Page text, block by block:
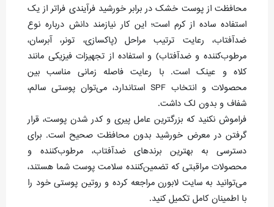
محافظت از پوست خشک در برابر خورشید فرآیندی فراتر از یک
استفاده ساده از کرم است؛ این کار نیازمند دانش درباره نوع
ضدآفتاب، رعایت ترتیب مراحل (پاکسازی، تونر، آبرسان،
مرطوب‌کننده و ضدآفتاب) و استفاده از تجهیزات فیزیکی مانند
کلاه و عینک است. با رعایت فاصله زمانی مناسب بین
محصولات و انتخاب SPF استاندارد، می‌توان پوستی سالم،
شفاف و بدون لک داشت.
فراموش نکنید که بزرگترین عامل پیری و کدر شدن پوست، قرار
گرفتن در معرض خورشید بدون محافظت صحیح است. برای
دسترسی به بهترین برندهای ضدآفتاب، مرطوب‌کننده و
محصولات مراقبتی که تضمین‌کننده سلامت پوست شما هستند،
می‌توانید به سایت لابورن مراجعه کرده و روتین پوستی خود را
با اطمینان کامل تکمیل کنید.